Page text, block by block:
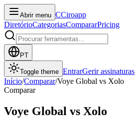
Abrir menu CCiroapp
DiretórioCategoriasCompararPricing
PT
Toggle theme EntrarGerir assinaturas
Início/Comparar/Voye Global vs Xolo
Comparar
Voye Global vs Xolo